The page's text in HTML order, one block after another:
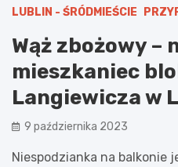
LUBLIN - ŚRÓDMIEŚCIE
Wąż zbożowy –
mieszkaniec
Langiewicza w
9 października 2023
Niespodzianka na balkonie